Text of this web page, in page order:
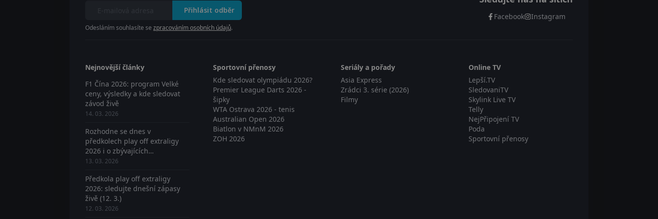
Přihlásit odběr
Odesláním souhlasíte se zpracováním osobních údajů.
Facebook Instagram
Nejnovější články
F1 Čína 2026: program Velké
ceny, výsledky a kde sledovat
závod živě
14. 03. 2026
Rozhodne se dnes v
předkolech play off extraligy
2026 i o zbývajících
postupujících? Sledujte živě
13. 03. 2026
Předkola play off extraligy
2026: sledujte dnešní zápasy
živě (12. 3.)
12. 03. 2026
Sportovní přenosy
Kde sledovat olympiádu 2026?
Premier League Darts 2026 -
šipky
WTA Ostrava 2026 - tenis
Australian Open 2026
Biatlon v NMnM 2026
ZOH 2026
Seriály a pořady
Asia Express
Zrádci 3. série (2026)
Filmy
Online TV
Lepší.TV
SledovaniTV
Skylink Live TV
Telly
NejPřipojení TV
Poda
Sportovní přenosy